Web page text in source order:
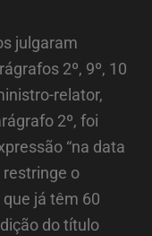
julgaram
2º, 9º, 10
relator,
2º, foi
“na data
restringe o
já têm 60
do título